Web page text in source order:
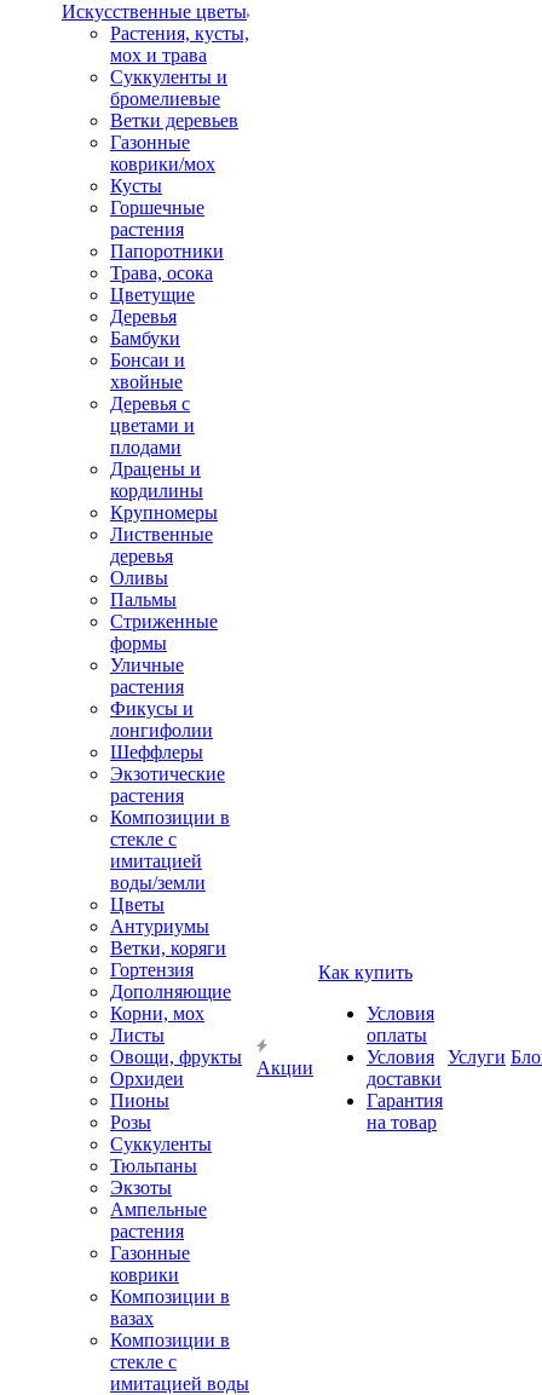
Искусственные цветы
Растения, кусты,
мох и трава
Суккуленты и
бромелиевые
Ветки деревьев
Газонные
коврики/мох
Кусты
Горшечные
растения
Папоротники
Трава, осока
Цветущие
Деревья
Бамбуки
Бонсаи и
хвойные
Деревья с
цветами и
плодами
Драцены и
кордилины
Крупномеры
Лиственные
деревья
Оливы
Пальмы
Стриженные
формы
Уличные
растения
Фикусы и
лонгифолии
Шеффлеры
Экзотические
растения
Композиции в
стекле с
имитацией
воды/земли
Цветы
Антуриумы
Ветки, коряги
Гортензия
Дополняющие
Корни, мох
Листы
Овощи, фрукты
Орхидеи
Пионы
Розы
Суккуленты
Тюльпаны
Экзоты
Ампельные
растения
Газонные
коврики
Композиции в
вазах
Композиции в
стекле с
имитацией воды
Акции
Как купить
Условия
оплаты
Условия
доставки
Гарантия
на товар
Услуги